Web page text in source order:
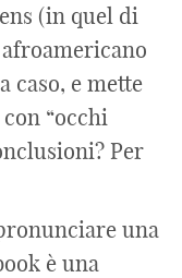
(in quel di
caso, e mette
“occhi
Per
una
è una